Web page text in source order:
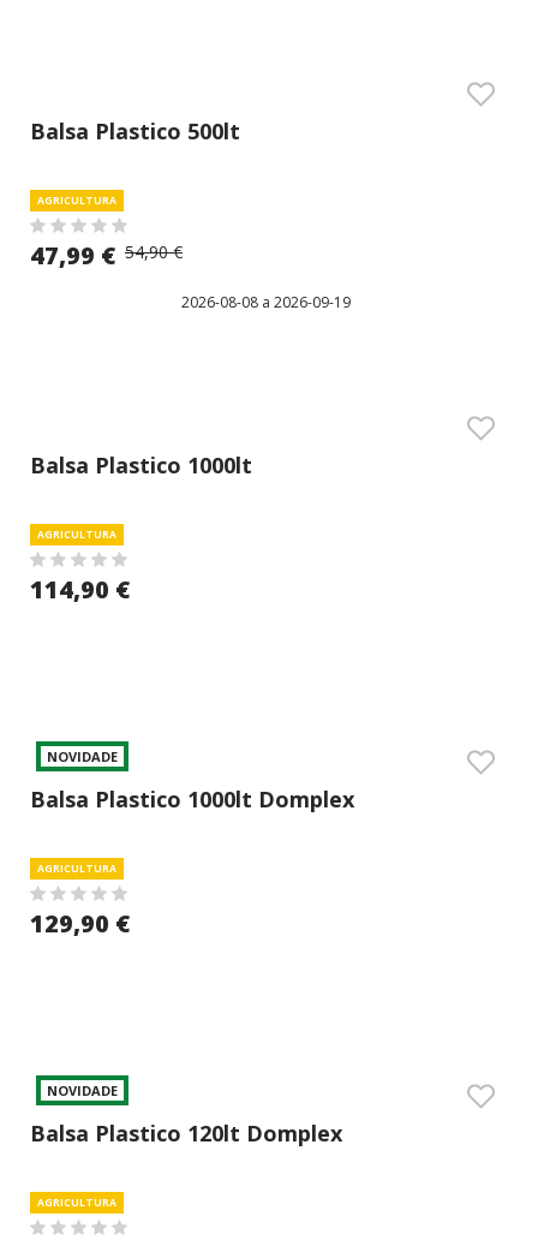
Balsa Plastico 500lt
AGRICULTURA
47,99 € 54,90 €
2026-08-08 a 2026-09-19
Balsa Plastico 1000lt
AGRICULTURA
114,90 €
NOVIDADE
Balsa Plastico 1000lt Domplex
AGRICULTURA
129,90 €
NOVIDADE
Balsa Plastico 120lt Domplex
AGRICULTURA